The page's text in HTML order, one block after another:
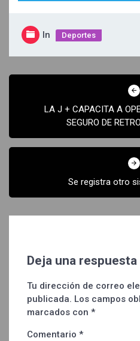
In Deportes
Navegación
entradasLA J + CAPACITA A
SEGURO DE
Se registra otro
Deja una respuesta
Tu dirección de correo
publicada. Los campos
marcados con *
Comentario *